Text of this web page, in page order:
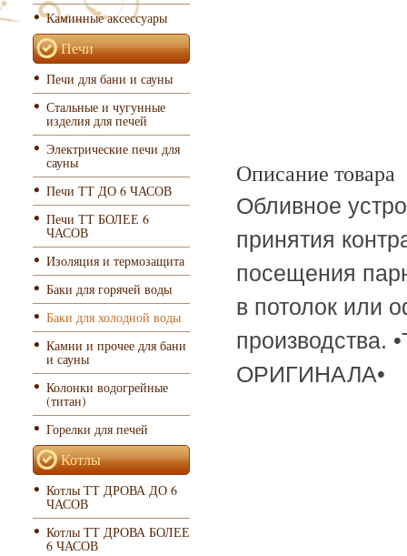
Описание товара
Обливное
принятия
посещения
в потолок или
ОРИГИНАЛА•
Каминные аксессуары
Печи
Печи для бани и сауны
Стальные и чугунные
изделия для печей
Электрические печи для
сауны
Печи ТТ ДО 6 ЧАСОВ
Печи ТТ БОЛЕЕ 6
ЧАСОВ
Изоляция и термозащита
Баки для горячей воды
Баки для холодной воды
Камни и прочее для бани
и сауны
Колонки водогрейные
(титан)
Горелки для печей
Котлы
Котлы ТТ ДРОВА ДО 6
ЧАСОВ
Котлы ТТ ДРОВА БОЛЕЕ
6 ЧАСОВ